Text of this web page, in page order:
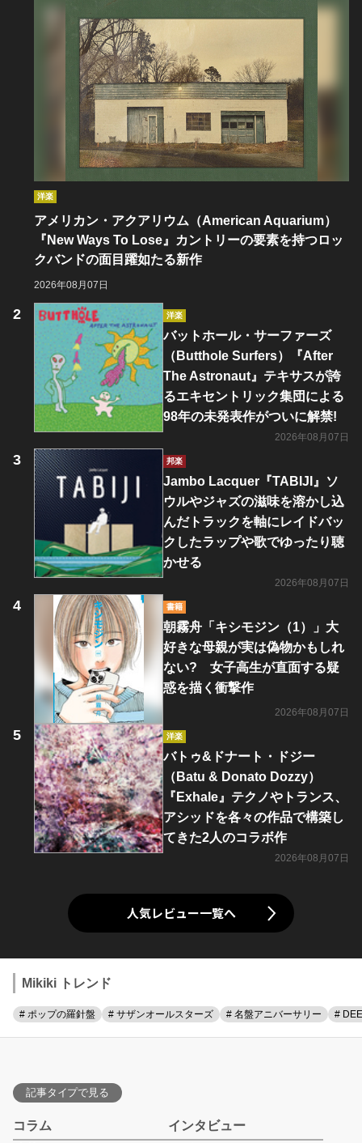
洋楽
アメリカン・アクアリウム（American Aquarium）
『New Ways To Lose』カントリーの要素を持つロッ
クバンドの面目躍如たる新作
2026年08月07日
洋楽
バットホール・サーファーズ
（Butthole Surfers）『After
The Astronaut』テキサスが誇
るエキセントリック集団による
98年の未発表作がついに解禁!
2026年08月07日
邦楽
Jambo Lacquer『TABIJI』ソ
ウルやジャズの滋味を溶かし込
んだトラックを軸にレイドバッ
クしたラップや歌でゆったり聴
かせる
2026年08月07日
書籍
朝霧舟「キシモジン（1）」大
好きな母親が実は偽物かもしれ
ない? 女子高生が直面する疑
惑を描く衝撃作
2026年08月07日
洋楽
バトゥ&ドナート・ドジー
（Batu & Donato Dozzy）
『Exhale』テクノやトランス、
アシッドを各々の作品で構築し
てきた2人のコラボ作
2026年08月07日
人気レビュー一覧へ
Mikiki トレンド
# ポップの羅針盤 # サザンオールスターズ # 名盤アニバーサリー #
記事タイプで見る
コラム
インタビュー